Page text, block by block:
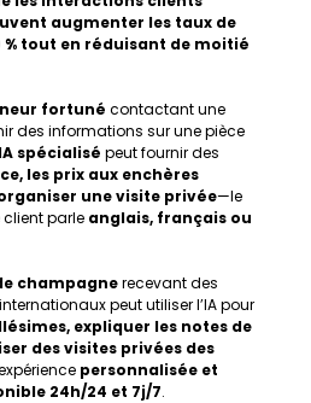
augmenter les taux de
% tout en réduisant de moitié
fortuné contactant une
des informations sur une pièce
spécialisé peut fournir des
les prix aux enchères
une visite privée—le
client parle anglais, français ou
champagne recevant des
peut utiliser l’IA pour
expliquer les notes de
des visites privées des
personnalisée et
24h/24 et 7j/7.